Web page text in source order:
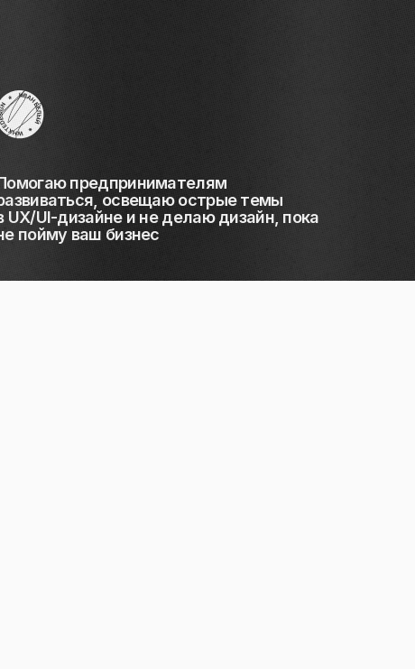
предпринимателям
освещаю острые темы
UX/UI-дизайне и не делаю дизайн, пока
пойму ваш бизнес